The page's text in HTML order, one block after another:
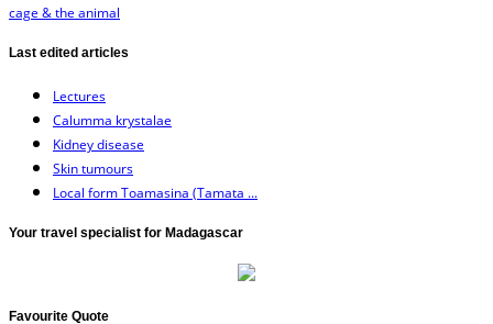
cage & the animal
Last edited articles
Lectures
Calumma krystalae
Kidney disease
Skin tumours
Local form Toamasina (Tamata ...
Your travel specialist for Madagascar
Favourite Quote